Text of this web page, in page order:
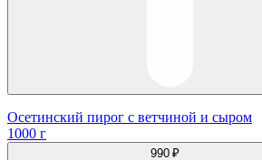
Осетинский пирог с ветчиной и сыром
1000 г
990 ₽